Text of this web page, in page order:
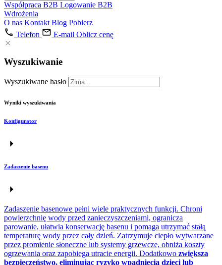
Współpraca B2B Logowanie B2B
Wdrożenia
O nas Kontakt Blog Pobierz
Telefon
E-mail Oblicz cenę
Wyszukiwanie
Wyszukiwane hasło
Wyniki wyszukiwania
Konfigurator
Zadaszenie basenu
Zadaszenie basenowe pełni wiele praktycznych funkcji. Chroni
powierzchnię wody przed zanieczyszczeniami, ogranicza
parowanie, ułatwia konserwację basenu i pomaga utrzymać stałą
temperaturę wody przez cały dzień. Zatrzymuje ciepło wytwarzane
przez promienie słoneczne lub systemy grzewcze, obniża koszty
ogrzewania oraz zapobiega utracie energii. Dodatkowo zwiększa
bezpieczeństwo, eliminując ryzyko wpadnięcia dzieci lub